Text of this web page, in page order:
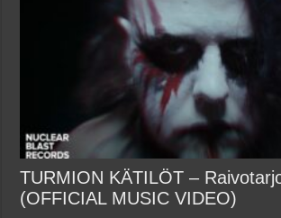
TURMION KÄTILÖT –
(OFFICIAL MUSIC VIDEO)